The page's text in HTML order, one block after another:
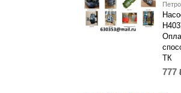
ТК
777